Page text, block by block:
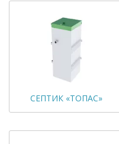
СЕПТИК «ТОПАС»